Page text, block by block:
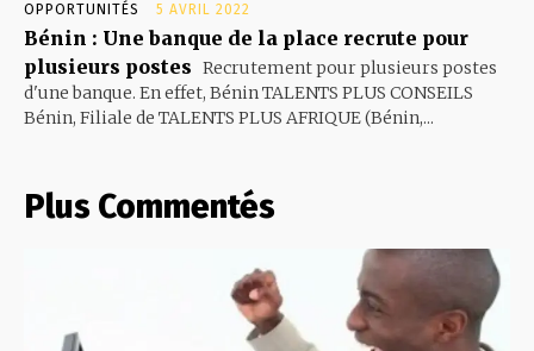
OPPORTUNITÉS 5 AVRIL 2022
Bénin : Une banque de la place recrute pour
plusieurs postes Recrutement pour plusieurs postes
d'une banque. En effet, Bénin TALENTS PLUS CONSEILS
Bénin, Filiale de TALENTS PLUS AFRIQUE (Bénin,...
Plus Commentés